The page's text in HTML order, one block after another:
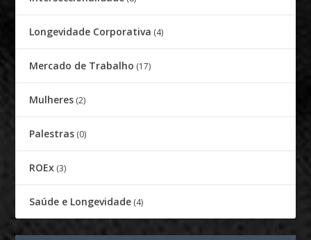
Longevidade Corporativa (4)
Mercado de Trabalho (17)
Mulheres (2)
Palestras (0)
ROEx (3)
Saúde e Longevidade (4)